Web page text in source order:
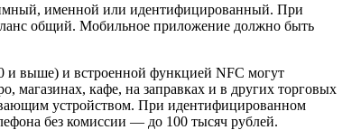
именной или идентифицированный. При
общий. Мобильное приложение должно быть
и выше) и встроенной функцией NFC могут
магазинах, кафе, на заправках и в других торговых
устройством. При идентифицированном
без комиссии — до 100 тысяч рублей.